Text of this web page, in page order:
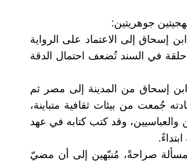
جوهريتين:
إسحاق إلى الاعتماد على الرواية
في السند تُضعف احتمال الدقة
ابن إسحاق من المدينة إلى مصر ثم
جُمعت من بيئات ثقافية متباينة،
والعباسيين، وقد كتب كتابه في عهد
صراحةً، مُنبّهين إلى أن مضيّ